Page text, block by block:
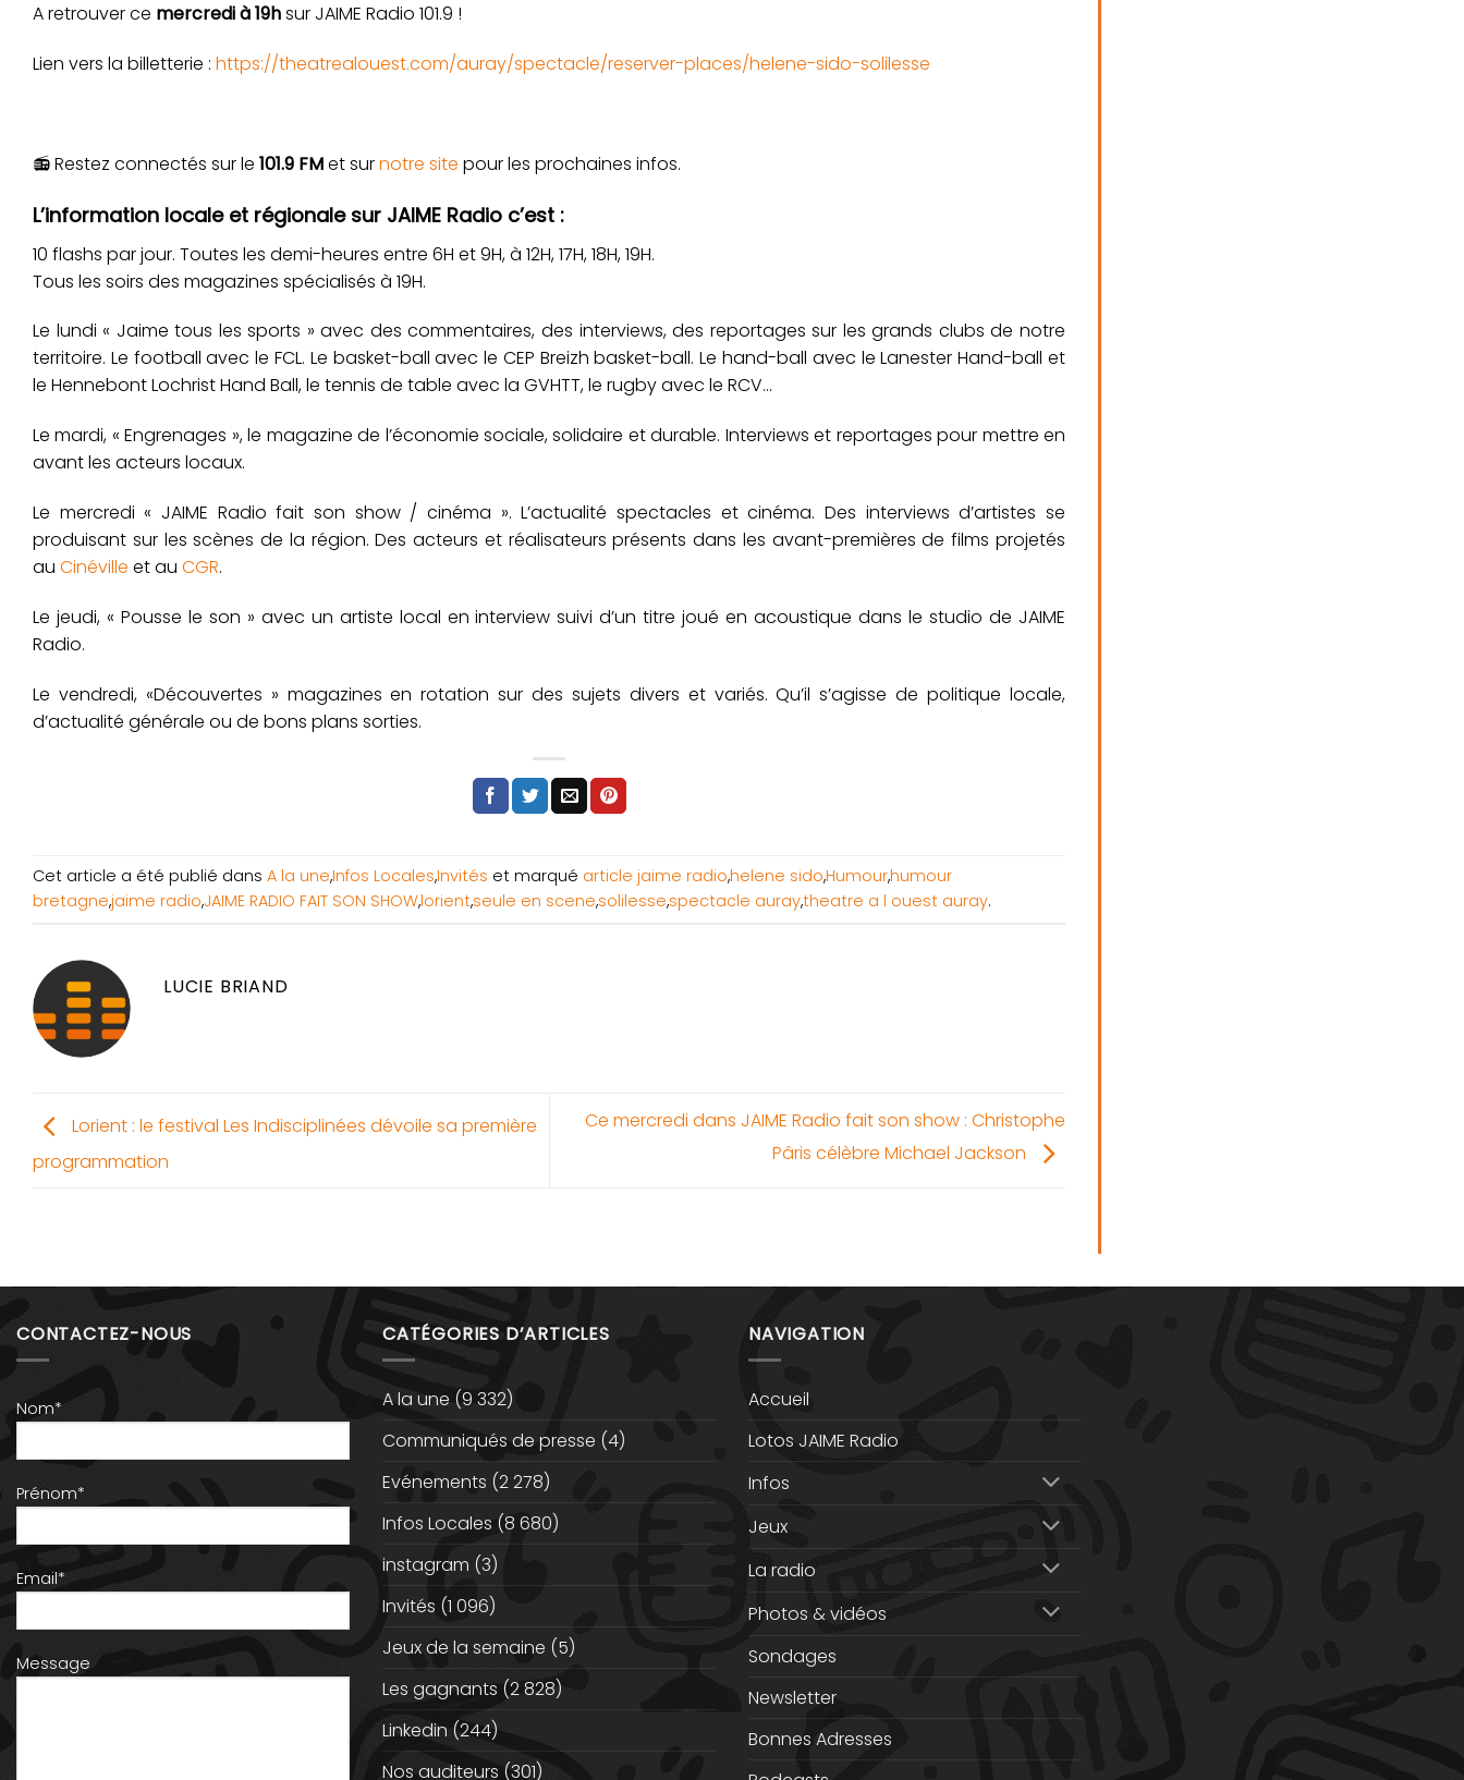
A retrouver ce mercredi à 19hsur JAIME Radio 101.9 !
Lien vers la billetterie : https://theatrealouest.com/auray/spectacle/reserver-places/helene-sido-solilesse
📻 Restez connectés sur le 101.9 FMet surnotre site pour les prochaines infos.
L’information locale et régionale sur JAIME Radio c’est :
10 flashs par jour. Toutes les demi-heures entre 6H et 9H, à 12H, 17H, 18H, 19H.
Tous les soirs des magazines spécialisés à 19H.
Le lundi « Jaime tous les sports » avec des commentaires, des interviews, des reportages sur les grands clubs de notre
territoire. Le football avec le FCL. Le basket-ball avec le CEP Breizh basket-ball. Le hand-ball avec le Lanester Hand-ball et
le Hennebont Lochrist Hand Ball, le tennis de table avec la GVHTT, le rugby avec le RCV…
Le mardi, « Engrenages », le magazine de l’économie sociale, solidaire et durable. Interviews et reportages pour mettre en
avant les acteurs locaux.
Le mercredi « JAIME Radio fait son show / cinéma ». L’actualité spectacles et cinéma. Des interviews d’artistes se
produisant sur les scènes de la région. Des acteurs et réalisateurs présents dans les avant-premières de films projetés
au Cinéville et au CGR.
Le jeudi, « Pousse le son » avec un artiste local en interview suivi d’un titre joué en acoustique dans le studio de JAIME
Radio.
Le vendredi, «Découvertes » magazines en rotation sur des sujets divers et variés. Qu’il s’agisse de politique locale,
d’actualité générale ou de bons plans sorties.
Cet article a été publié dans A la une,Infos Locales,Invités et marqué article jaime radio,helene sido,Humour,humour
bretagne,jaime radio,JAIME RADIO FAIT SON SHOW,lorient,seule en scene,solilesse,spectacle auray,theatre a l ouest auray.
LUCIE BRIAND
Lorient : le festival Les Indisciplinées dévoile sa première
programmation
Ce mercredi dans JAIME Radio fait son show : Christophe
Pâris célèbre Michael Jackson
CONTACTEZ-NOUS
Nom*
Prénom*
Email*
Message
CATÉGORIES D’ARTICLES
A la une (9 332)
Communiqués de presse (4)
Evénements (2 278)
Infos Locales (8 680)
instagram (3)
Invités (1 096)
Jeux de la semaine (5)
Les gagnants (2 828)
Linkedin (244)
Nos auditeurs (301)
NAVIGATION
Accueil
Lotos JAIME Radio
Infos
Jeux
La radio
Photos & vidéos
Sondages
Newsletter
Bonnes Adresses